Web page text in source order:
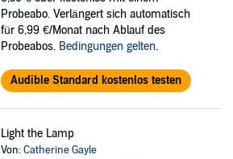
Probeabo. Verlängert sich automatisch
für 6,99 €/Monat nach Ablauf des
Probeabos. Bedingungen gelten.
Audible Standard kostenlos testen
Light the Lamp
Von:Catherine Gayle